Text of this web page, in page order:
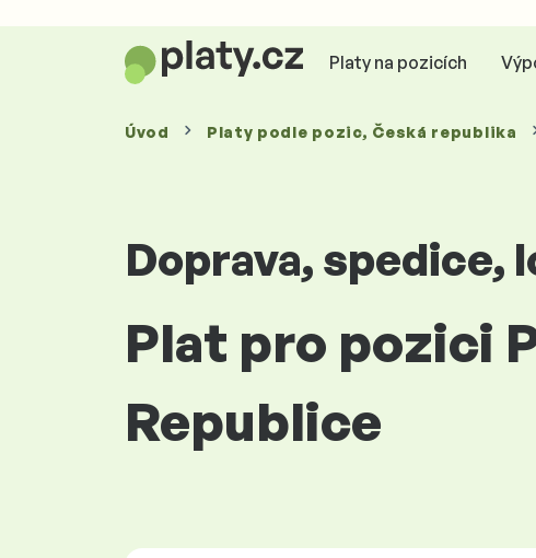
Platy na pozicích
Úvod Platy podle pozic, Česká republika
Doprava, spedice,
Plat pro pozici
Republice